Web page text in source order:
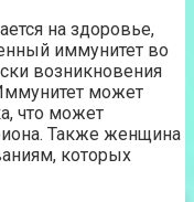
на здоровье,
иммунитет во
возникновения
может
что может
Также женщина
которых